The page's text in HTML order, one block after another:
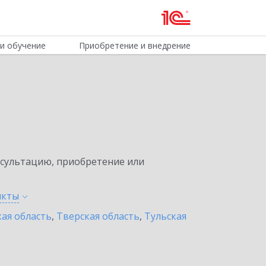
обучение Приобретение и внедрение
приобретение или
область, Тверская область, Тульская